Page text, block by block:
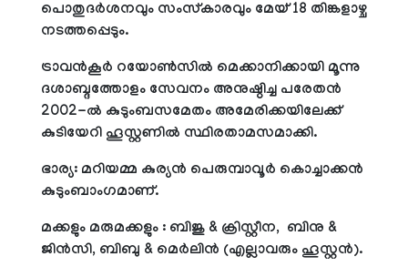
പൊതുദര്‍ശനവും സംസ്‌കാരവും മേയ് 18 തിങ്കളാഴ്ച
നടത്തപ്പെടും.
ട്രാവന്‍കൂര്‍ റയോണ്‍സില്‍ മെക്കാനിക്കായി മൂന്നു
ദശാബ്ദത്തോളം സേവനം അനുഷ്ഠിച്ച പരേതന്‍
2002-ല്‍ കുടുംബസമേതം അമേരിക്കയിലേക്ക്
കുടിയേറി ഹൂസ്റ്റണില്‍ സ്ഥിരതാമസമാക്കി.
ഭാര്യ: മറിയമ്മ കുര്യന്‍ പെരുമ്പാവൂര്‍ കൊച്ചാക്കന്‍
കുടുംബാംഗമാണ്.
മക്കളും മരുമക്കളും : ബിജു & ക്രിസ്റ്റീന, ബിനു &
ജിന്‍സി, ബിബു & മെര്‍ലിന്‍ (എല്ലാവരും ഹൂസ്റ്റന്‍).